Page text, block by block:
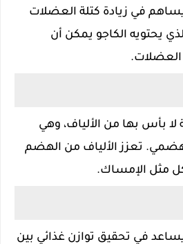
في زيادة كتلة العضلات
يحتويه الكاجو يمكن أن
العضلات.
لا بأس بها من الألياف، وهي
تعزز الألياف من الهضم
مثل الإمساك.
في تحقيق توازن غذائي بين